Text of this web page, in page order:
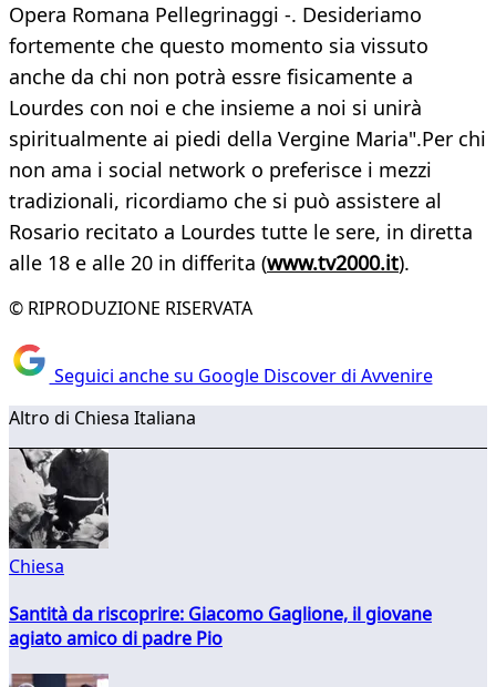
Opera Romana Pellegrinaggi -. Desideriamo
fortemente che questo momento sia vissuto
anche da chi non potrà essre fisicamente a
Lourdes con noi e che insieme a noi si unirà
spiritualmente ai piedi della Vergine Maria".Per chi
non ama i social network o preferisce i mezzi
tradizionali, ricordiamo che si può assistere al
Rosario recitato a Lourdes tutte le sere, in diretta
alle 18 e alle 20 in differita (www.tv2000.it).
© RIPRODUZIONE RISERVATA
Seguici anche su Google Discover di Avvenire
Altro di Chiesa Italiana
Chiesa
Santità da riscoprire: Giacomo Gaglione, il giovane
agiato amico di padre Pio